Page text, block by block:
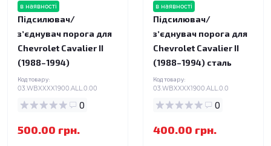
в наявності
Підсилювач/
зʼєднувач порога для
Chevrolet Cavalier II
(1988–1994)
Код товару:
03.WBXXXX1900.ALL.0.00
0
500.00 грн.
в наявності
Підсилювач/
зʼєднувач порога для
Chevrolet Cavalier II
(1988–1994) сталь
Код товару:
03.WBXXXX1900.ALL.0.0
0
400.00 грн.